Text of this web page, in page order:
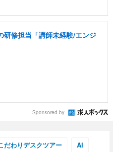
研修担当「講師未経験/エンジ
Sponsored by
だわりデスクツアー AI